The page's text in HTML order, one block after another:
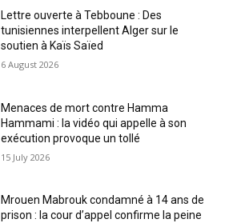
Lettre ouverte à Tebboune : Des
tunisiennes interpellent Alger sur le
soutien à Kaïs Saïed
6 August 2026
Menaces de mort contre Hamma
Hammami : la vidéo qui appelle à son
exécution provoque un tollé
15 July 2026
Mrouen Mabrouk condamné à 14 ans de
prison : la cour d’appel confirme la peine